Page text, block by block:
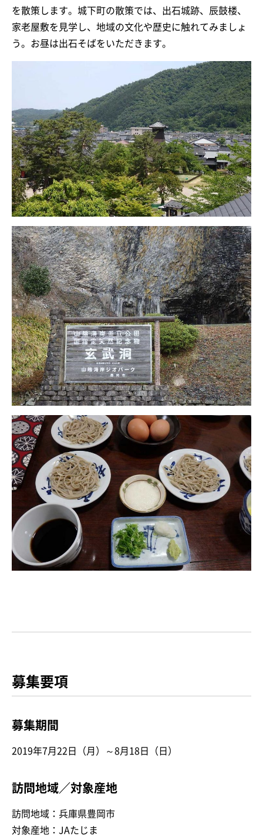
を散策します。城下町の散策では、出石城跡、辰鼓楼、
家老屋敷を見学し、地域の文化や歴史に触れてみましょ
う。お昼は出石そばをいただきます。
募集要項
募集期間
2019年7月22日（月）～8月18日（日）
訪問地域／対象産地
訪問地域：兵庫県豊岡市
対象産地：JAたじま